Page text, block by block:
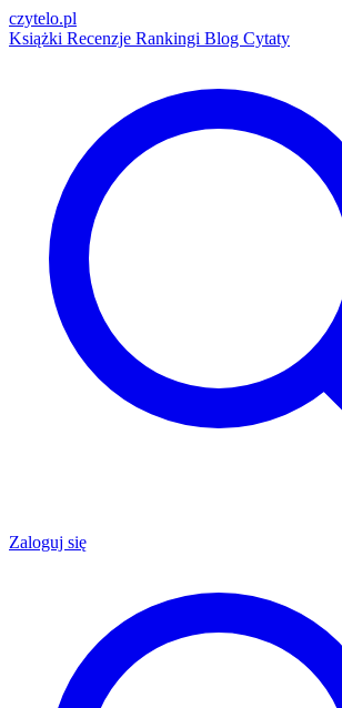
czytelo.pl
Książki Recenzje Rankingi Blog Cytaty
Zaloguj się